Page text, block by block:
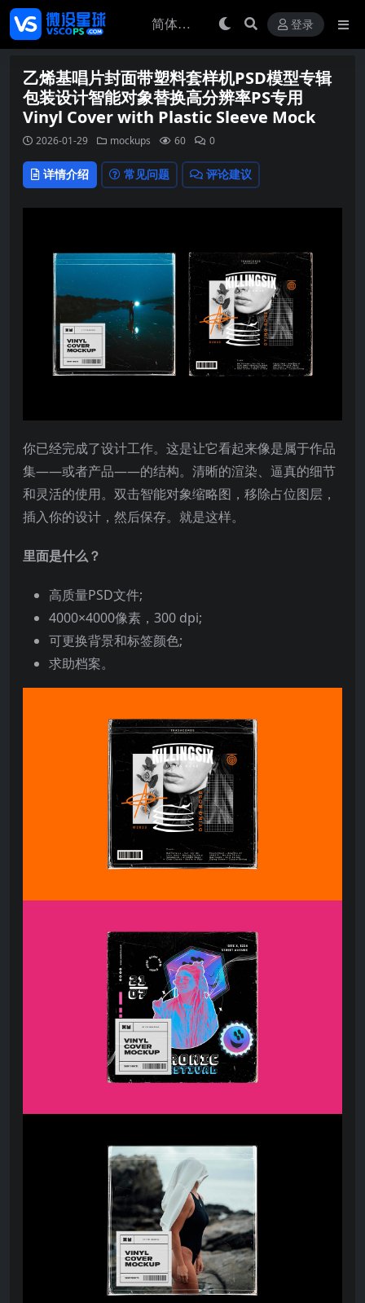
登录
乙烯基唱片封面带塑料套样机PSD模型专辑
包装设计智能对象替换高分辨率PS专用
Vinyl Cover with Plastic Sleeve Mock
2026-01-29 mockups 60 0
详情介绍 常见问题 评论建议
你已经完成了设计工作。这是让它看起来像是属于作品
集——或者产品——的结构。清晰的渲染、逼真的细节
和灵活的使用。双击智能对象缩略图，移除占位图层，
插入你的设计，然后保存。就是这样。
里面是什么？
高质量PSD文件;
4000×4000像素，300 dpi;
可更换背景和标签颜色;
求助档案。